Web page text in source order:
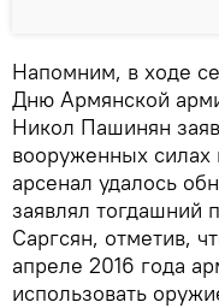
Напомним, в ходе
Дню Армянской
Никол Пашинян
вооруженных силах
арсенал удалось
заявлял
Саргсян, отметив,
апреле 2016 года
использовать